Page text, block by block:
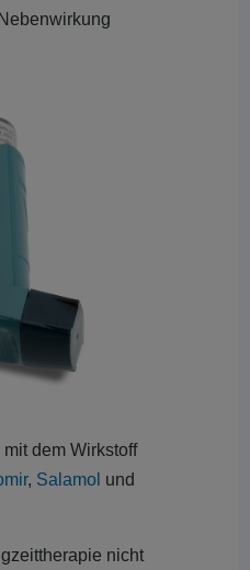
dem Wirkstoff
, Salamol und
nicht